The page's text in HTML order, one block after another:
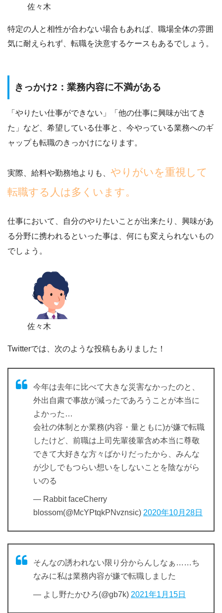
佐々木
特定の人と相性が合わない場合もあれば、職場全体の雰囲
気に耐えられず、転職を決意するケースもあるでしょう。
きっかけ2：業務内容に不満がある
「やりたい仕事ができない」「他の仕事に興味が出てき
た」 など、希望している仕事と、今やっている業務へのギ
ャップも転職のきっかけになります。
実際、給料や勤務地よりも、 やりがいを重視して
転職する人は多くいます。
仕事において、自分のやりたいことが出来たり、興味があ
る分野に携われるといった事は、何にも変えられないもの
でしょう。
佐々木
Twitterでは、次のような投稿もありました！
今年は去年に比べて大きな災害なかったのと、
外出自粛で事故が減ったであろうことが本当に
よかった…
会社の体制とか業務(内容・量ともに)が嫌で転職
したけど、前職は上司先輩後輩含め本当に尊敬
できて大好きな方々ばかりだったから、みんな
が少しでもつらい想いをしないことを陰ながら
いのる
— Rabbit faceCherry
blossom(@McYPtqkPNvznsic) 2020年10月28日
そんなの誘われない限り分からんしなぁ……ち
なみに私は業務内容が嫌で転職しました
— よし野たかひろ(@gb7k) 2021年1月15日